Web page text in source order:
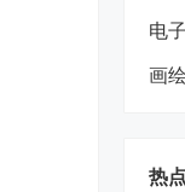
电
画
热